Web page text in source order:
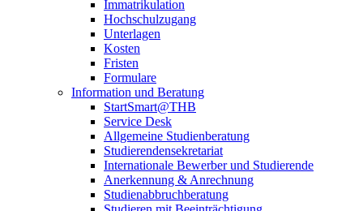
Immatrikulation
Hochschulzugang
Unterlagen
Kosten
Fristen
Formulare
Information und Beratung
StartSmart@THB
Service Desk
Allgemeine Studienberatung
Studierendensekretariat
Internationale Bewerber und Studierende
Anerkennung & Anrechnung
Studienabbruchberatung